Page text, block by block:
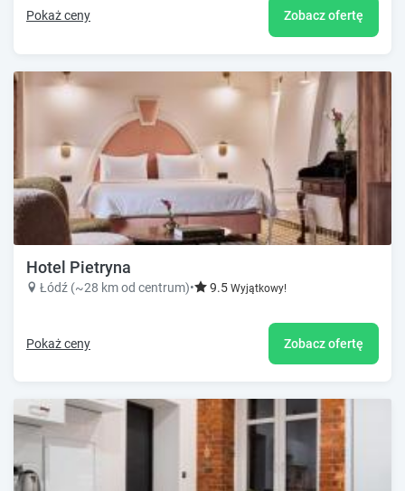
Pokaż ceny Zobacz ofertę
Hotel Pietryna
Łódź (~28 km od centrum)• 9.5 Wyjątkowy!
Pokaż ceny Zobacz ofertę